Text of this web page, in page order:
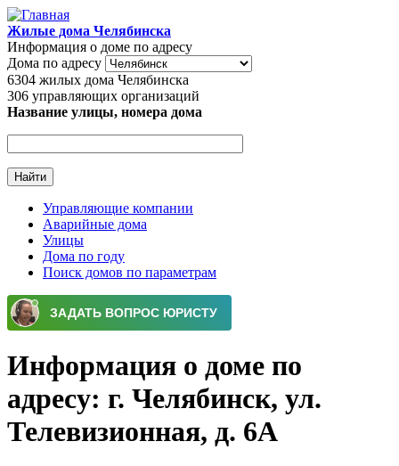
Перейти к основному содержанию
Жилые дома Челябинска
Информация о доме по адресу
Дома по адресу
6304 жилых дома Челябинска
306 управляющих организаций
Название улицы, номера дома
Главное меню
Управляющие компании
Аварийные дома
Улицы
Дома по году
Поиск домов по параметрам
Информация о доме по
адресу: г. Челябинск, ул.
Телевизионная, д. 6А